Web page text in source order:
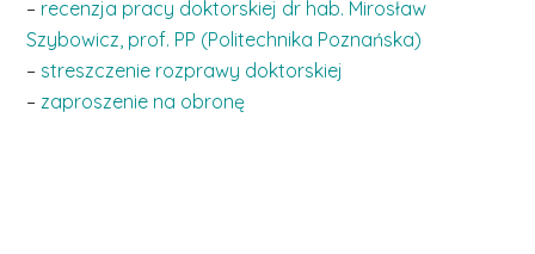
– recenzja pracy doktorskiej dr hab. Mirosław
Szybowicz, prof. PP (Politechnika Poznańska)
– streszczenie rozprawy doktorskiej
–zaproszenie na obronę